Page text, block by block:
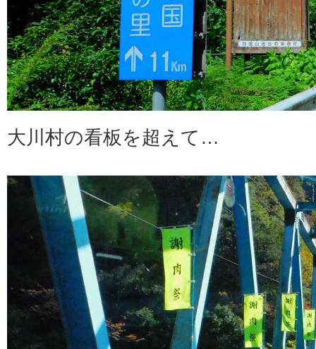
大川村の看板を超えて…